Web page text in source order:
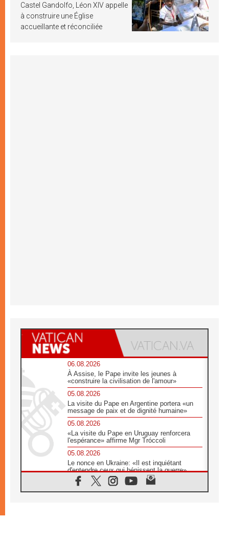
Castel Gandolfo, Léon XIV appelle
à construire une Église
accueillante et réconciliée
06.08.2026
À Assise, le Pape invite les jeunes à
«construire la civilisation de l'amour»
05.08.2026
La visite du Pape en Argentine portera «un
message de paix et de dignité humaine»
05.08.2026
«La visite du Pape en Uruguay renforcera
l'espérance» affirme Mgr Tróccoli
05.08.2026
Le nonce en Ukraine: «Il est inquiétant
d'entendre ceux qui bénissent la guerre»
05.08.2026
Léon XIV au Pérou, une lueur d'espoir pour